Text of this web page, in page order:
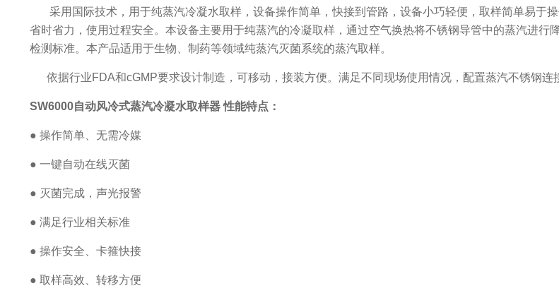
采用国际技术，用于纯蒸汽冷凝水取样，设备操作简单，快接到管路，设备小巧轻便，取样简单易于
省时省力，使用过程安全。本设备主要用于纯蒸汽的冷凝取样，通过空气换热将不锈钢导管中的蒸汽进
检测标准。本产品适用于生物、制药等领域纯蒸汽灭菌系统的蒸汽取样。
依据行业FDA和cGMP要求设计制造，可移动，接装方便。满足不同现场使用情况，配置蒸汽不锈钢连
SW6000自动风冷式蒸汽冷凝水取样器 性能特点：
● 操作简单、无需冷媒
● 一键自动在线灭菌
● 灭菌完成，声光报警
● 满足行业相关标准
● 操作安全、卡箍快接
● 取样高效、转移方便